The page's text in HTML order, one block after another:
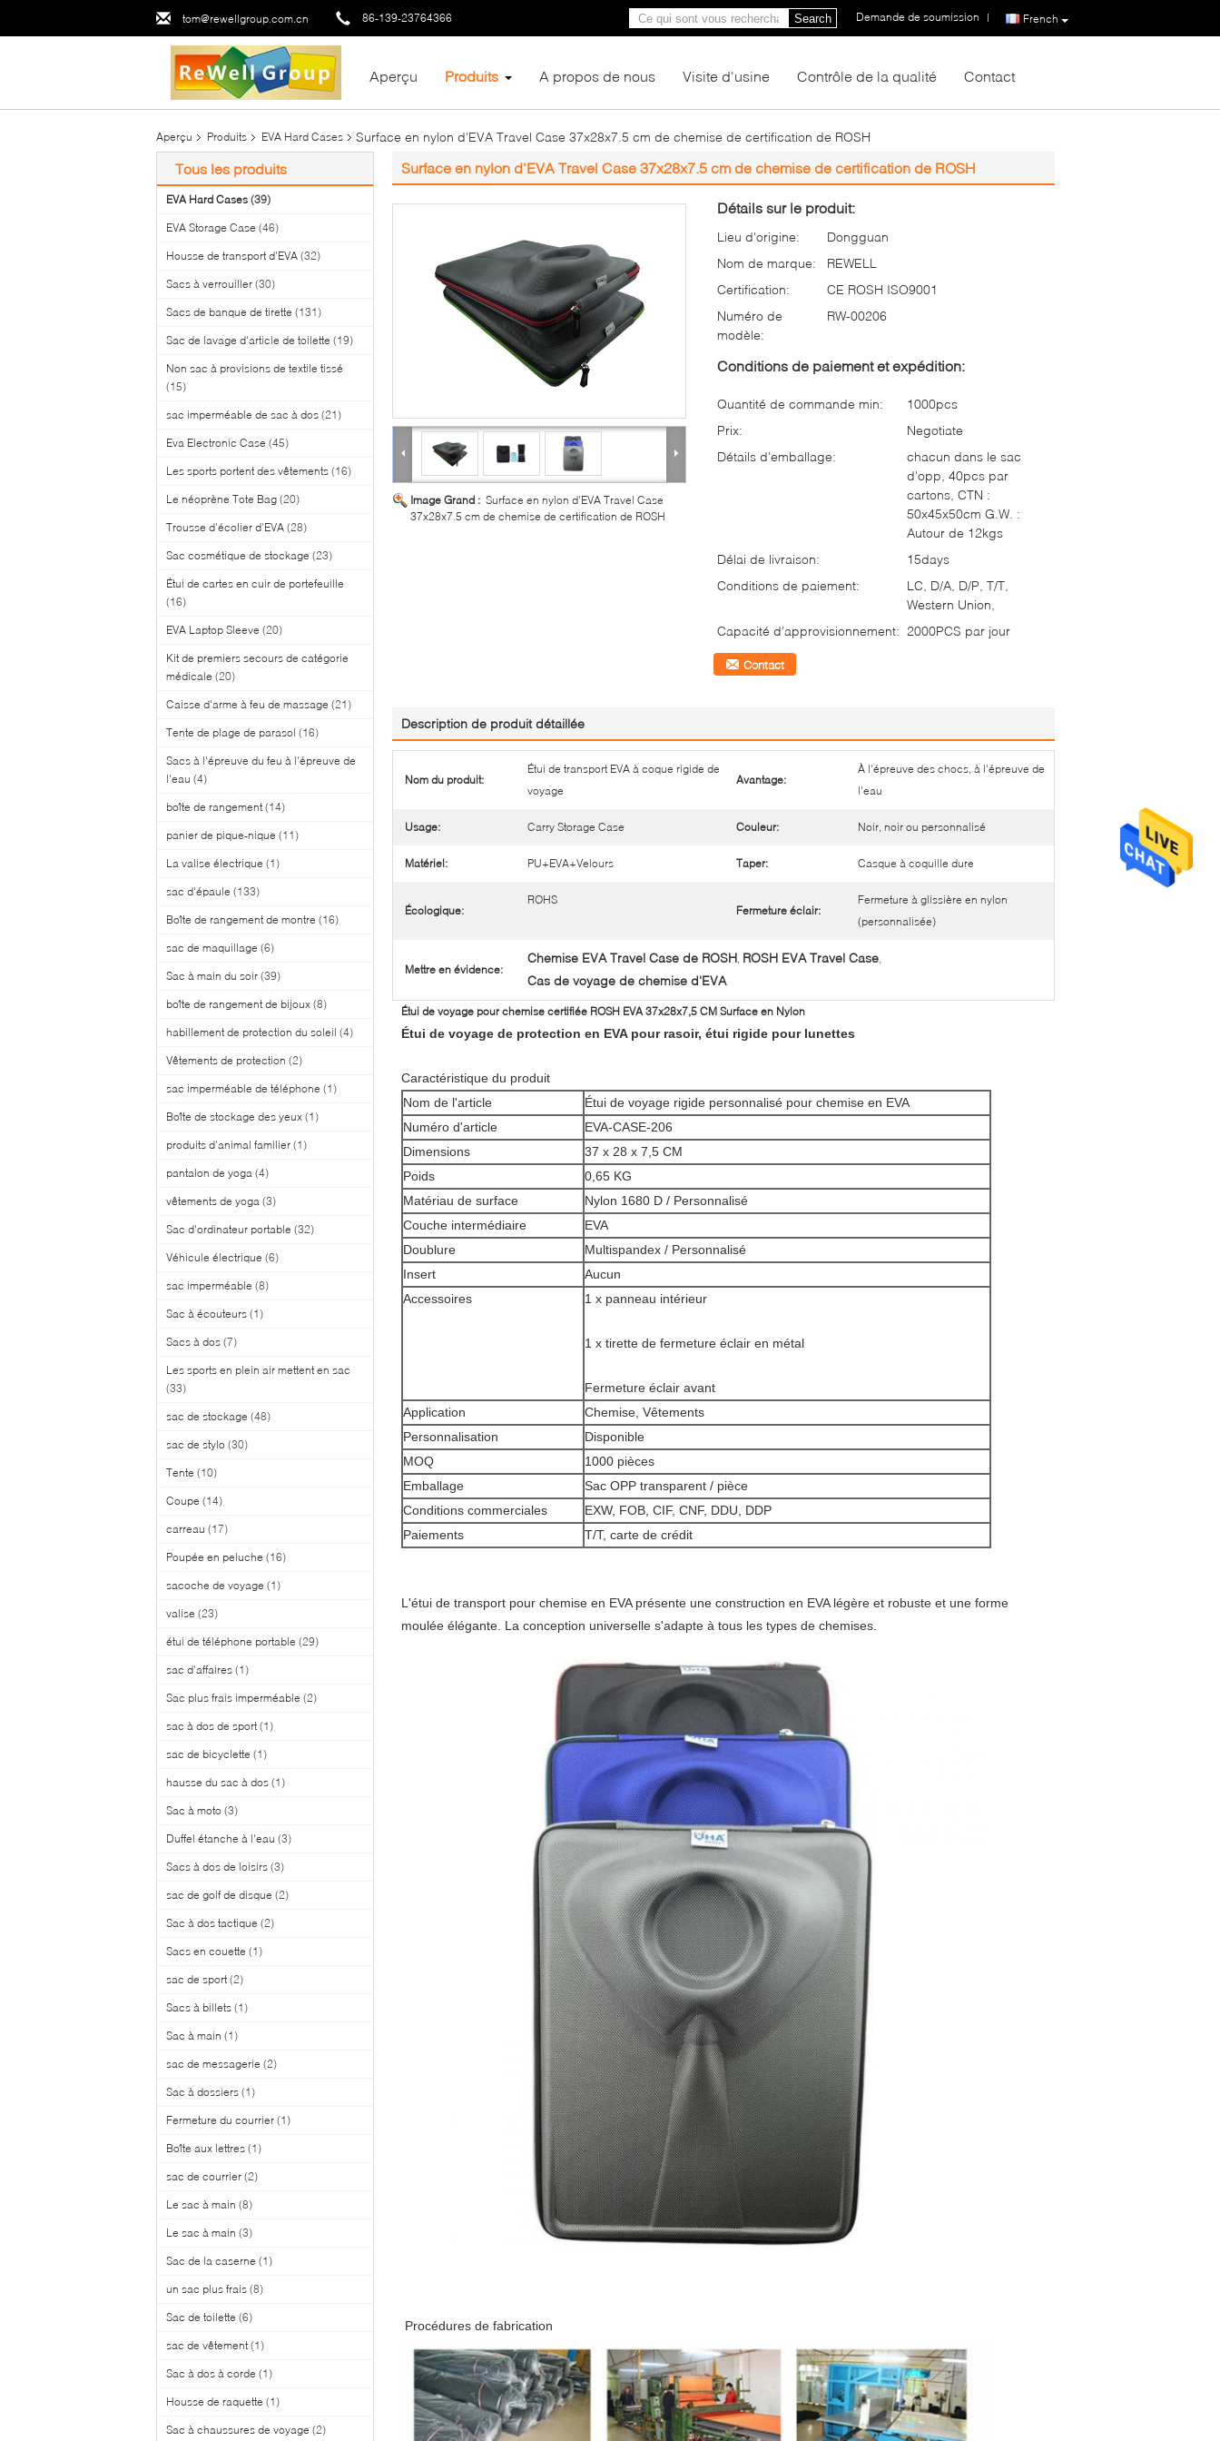
tom@rewellgroup.com.cn 86-139-23764366 French
Demande de soumission |
Search
Aperçu Produits A propos de nous Visite d'usine Contrôle de la qualité Contact
Aperçu Produits EVA Hard Cases Surface en nylon d'EVA Travel Case 37x28x7.5 cm de chemise de certification de ROSH
Tous les produits
EVA Hard Cases (39)
EVA Storage Case (46)
Housse de transport d'EVA (32)
Sacs à verrouiller (30)
Sacs de banque de tirette (131)
Sac de lavage d'article de toilette (19)
Non sac à provisions de textile tissé
(15)
sac imperméable de sac à dos (21)
Eva Electronic Case (45)
Les sports portent des vêtements (16)
Le néoprène Tote Bag (20)
Trousse d'écolier d'EVA (28)
Sac cosmétique de stockage (23)
Étui de cartes en cuir de portefeuille
(16)
EVA Laptop Sleeve (20)
Kit de premiers secours de catégorie
médicale (20)
Caisse d'arme à feu de massage (21)
Tente de plage de parasol (16)
Sacs à l'épreuve du feu à l'épreuve de
l'eau (4)
boîte de rangement (14)
panier de pique-nique (11)
La valise électrique (1)
sac d'épaule (133)
Boîte de rangement de montre (16)
sac de maquillage (6)
Sac à main du soir (39)
boîte de rangement de bijoux (8)
habillement de protection du soleil (4)
Vêtements de protection (2)
sac imperméable de téléphone (1)
Boîte de stockage des yeux (1)
produits d'animal familier (1)
pantalon de yoga (4)
vêtements de yoga (3)
Sac d'ordinateur portable (32)
Véhicule électrique (6)
sac imperméable (8)
Sac à écouteurs (1)
Sacs à dos (7)
Les sports en plein air mettent en sac
(33)
sac de stockage (48)
sac de stylo (30)
Tente (10)
Coupe (14)
carreau (17)
Poupée en peluche (16)
sacoche de voyage (1)
valise (23)
étui de téléphone portable (29)
sac d'affaires (1)
Sac plus frais imperméable (2)
sac à dos de sport (1)
sac de bicyclette (1)
hausse du sac à dos (1)
Sac à moto (3)
Duffel étanche à l'eau (3)
Sacs à dos de loisirs (3)
sac de golf de disque (2)
Sac à dos tactique (2)
Sacs en couette (1)
sac de sport (2)
Sacs à billets (1)
Sac à main (1)
sac de messagerie (2)
Sac à dossiers (1)
Fermeture du courrier (1)
Boîte aux lettres (1)
sac de courrier (2)
Le sac à main (8)
Le sac à main (3)
Sac de la caserne (1)
un sac plus frais (8)
Sac de toilette (6)
sac de vêtement (1)
Sac à dos à corde (1)
Housse de raquette (1)
Sac à chaussures de voyage (2)
Surface en nylon d'EVA Travel Case 37x28x7.5 cm de chemise de certification de ROSH
Image Grand : Surface en nylon d'EVA Travel Case
37x28x7.5 cm de chemise de certification de ROSH
Détails sur le produit:
Lieu d'origine:
Dongguan
Nom de marque:
REWELL
Certification:
CE ROSH ISO9001
Numéro de
modèle:
RW-00206
Conditions de paiement et expédition:
Quantité de commande min:
1000pcs
Prix:
Negotiate
Détails d'emballage:
chacun dans le sac
d'opp, 40pcs par
cartons, CTN :
50x45x50cm G.W. :
Autour de 12kgs
Délai de livraison:
15days
Conditions de paiement:
LC, D/A, D/P, T/T,
Western Union,
Capacité d'approvisionnement: 2000PCS par jour
Contact
Description de produit détaillée
Nom du produit:
Étui de transport EVA à coque rigide de
voyage
Avantage:
À l'épreuve des chocs, à l'épreuve de
l'eau
Usage: Carry Storage Case Couleur: Noir, noir ou personnalisé
Matériel: PU+EVA+Velours Taper: Casque à coquille dure
Écologique:
ROHS
Fermeture éclair:
Fermeture à glissière en nylon
(personnalisée)
Mettre en évidence:
Chemise EVA Travel Case de ROSH, ROSH EVA Travel Case,
Cas de voyage de chemise d'EVA
Étui de voyage pour chemise certifiée ROSH EVA 37x28x7,5 CM Surface en Nylon
Étui de voyage de protection en EVA pour rasoir, étui rigide pour lunettes
Caractéristique du produit
Nom de l'article
Étui de voyage rigide personnalisé pour chemise en EVA
Numéro d'article
EVA-CASE-206
Dimensions
37 x 28 x 7,5 CM
Poids
0,65 KG
Matériau de surface
Nylon 1680 D / Personnalisé
Couche intermédiaire
EVA
Doublure
Multispandex / Personnalisé
Insert
Aucun
Accessoires
1 x panneau intérieur
1 x tirette de fermeture éclair en métal
Fermeture éclair avant
Application
Chemise, Vêtements
Personnalisation
Disponible
MOQ
1000 pièces
Emballage
Sac OPP transparent / pièce
Conditions commerciales
EXW, FOB, CIF, CNF, DDU, DDP
Paiements
T/T, carte de crédit
L'étui de transport pour chemise en EVA présente une construction en EVA légère et robuste et une forme
moulée élégante. La conception universelle s'adapte à tous les types de chemises.
Procédures de fabrication